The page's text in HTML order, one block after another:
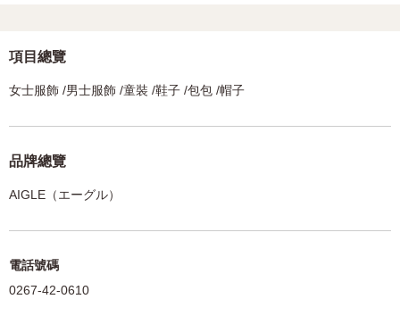
項目總覽
女士服飾 /男士服飾 /童裝 /鞋子 /包包 /帽子
品牌總覽
AIGLE（エーグル）
電話號碼
0267-42-0610